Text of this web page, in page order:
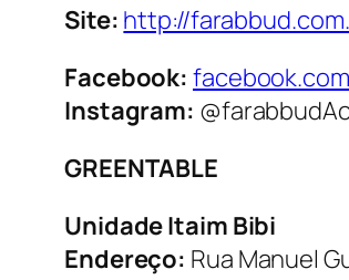
Site: http://
Facebook:
Instagram:
GREENTABLE
Unidade Itaim Bibi
Endereço: Rua Manuel